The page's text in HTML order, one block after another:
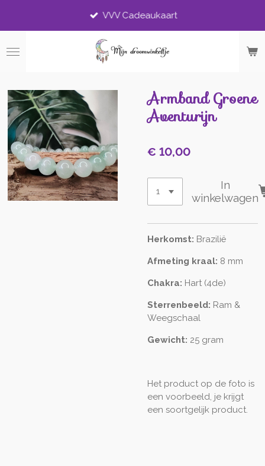
de
VVV Cadeaukaart
Armband Groene
Aventurijn
€ 10,00
In
winkelwagen
Herkomst: Brazilië
Afmeting kraal: 8 mm
Chakra: Hart (4de)
Sterrenbeeld: Ram &
Weegschaal
Gewicht: 25 gram
Het product op de foto is
een voorbeeld, je krijgt
een soortgelijk product.